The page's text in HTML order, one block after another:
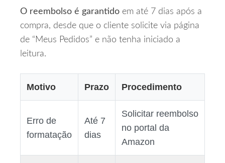
O reembolso é garantido em até 7 dias após a
compra, desde que o cliente solicite via página
de “Meus Pedidos” e não tenha iniciado a
leitura.
Motivo Prazo Procedimento
Erro de
formatação
Até 7
dias
Solicitar reembolso
no portal da
Amazon